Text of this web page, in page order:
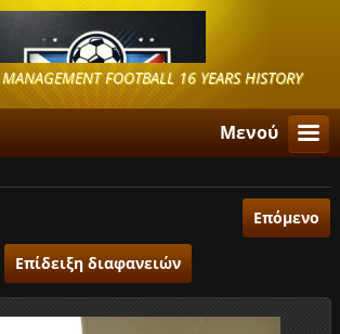
FOOTBALL 16 YEARS HISTORY
Μενού
Επόμενο
Επίδειξη διαφανειών